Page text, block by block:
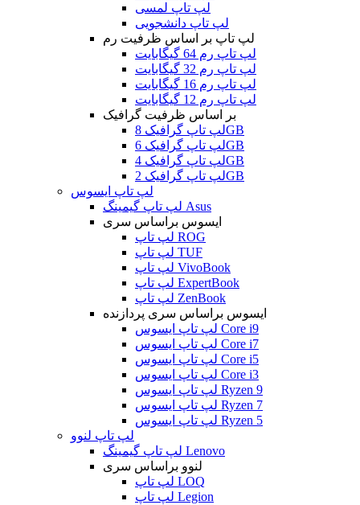
لپ تاپ لمسی
لپ تاپ دانشجویی
لپ تاپ بر اساس ظرفیت رم
لپ تاپ رم 64 گیگابایت
لپ تاپ رم 32 گیگابایت
لپ تاپ رم 16 گیگابایت
لپ تاپ رم 12 گیگابایت
بر اساس ظرفیت گرافیک
لپ تاپ گرافیک 8GB
لپ تاپ گرافیک 6GB
لپ تاپ گرافیک 4GB
لپ تاپ گرافیک 2GB
لپ تاپ ایسوس
لپ تاپ گیمینگ Asus
ایسوس براساس سری
لپ تاپ ROG
لپ تاپ TUF
لپ تاپ VivoBook
لپ تاپ ExpertBook
لپ تاپ ZenBook
ایسوس براساس سری پردازنده
لپ تاپ ایسوس Core i9
لپ تاپ ایسوس Core i7
لپ تاپ ایسوس Core i5
لپ تاپ ایسوس Core i3
لپ تاپ ایسوس Ryzen 9
لپ تاپ ایسوس Ryzen 7
لپ تاپ ایسوس Ryzen 5
لپ تاپ لنوو
لپ تاپ گیمینگ Lenovo
لنوو براساس سری
لپ تاپ LOQ
لپ تاپ Legion